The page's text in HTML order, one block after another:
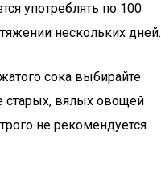
употреблять по 100
нескольких дней.
сока выбирайте
старых, вялых овощей
не рекомендуется